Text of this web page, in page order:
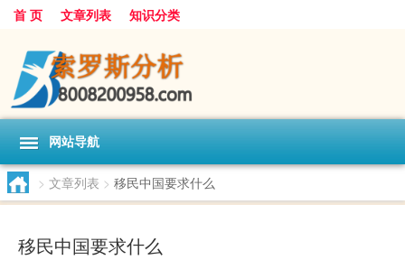
首 页 文章列表 知识分类
网站导航
> 文章列表 > 移民中国要求什么
移民中国要求什么